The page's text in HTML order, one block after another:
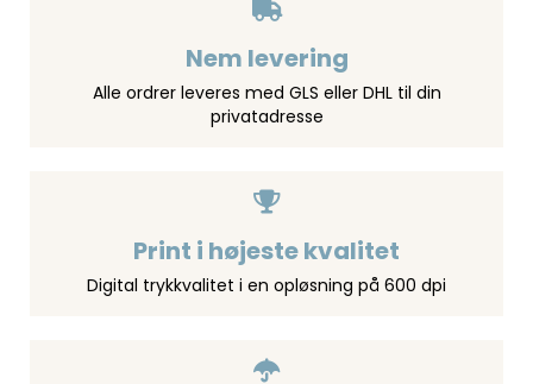
Nem levering
Alle ordrer leveres med GLS eller DHL til din
privatadresse
Print i højeste kvalitet
Digital trykkvalitet i en opløsning på 600 dpi